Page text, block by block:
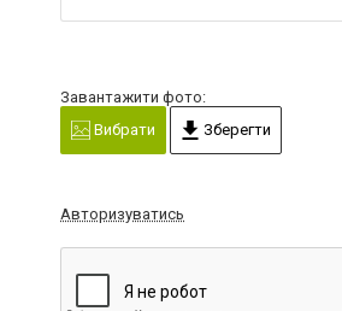
Завантажити фото:
Вибрати
Зберегти
Авторизуватись